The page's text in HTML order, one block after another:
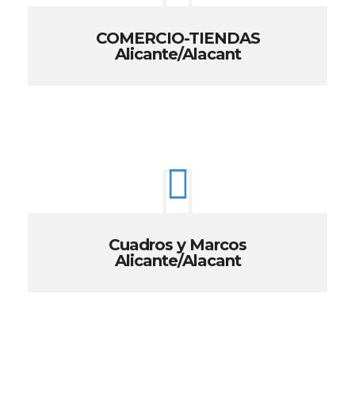
COMERCIO-TIENDAS
Alicante/Alacant
Cuadros y Marcos
Alicante/Alacant